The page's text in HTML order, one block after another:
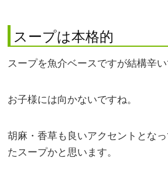
スープは本格的
スープを魚介ベースですが結構辛い
お子様には向かないですね。
胡麻・香草も良いアクセントとな
たスープかと思います。